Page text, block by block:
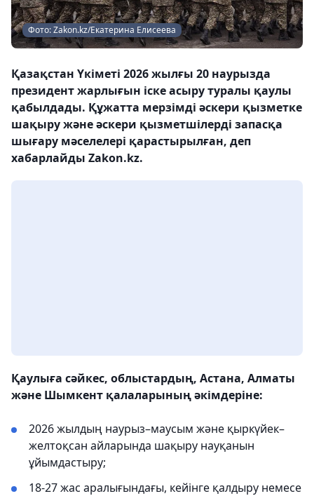
Фото: Zakon.kz/Екатерина Елисеева
Қазақстан Үкіметі 2026 жылғы 20 наурызда
президент жарлығын іске асыру туралы қаулы
қабылдады. Құжатта мерзімді әскери қызметке
шақыру және әскери қызметшілерді запасқа
шығару мәселелері қарастырылған, деп
хабарлайды Zakon.kz.
Қаулыға сәйкес, облыстардың, Астана, Алматы
және Шымкент қалаларының әкімдеріне:
2026 жылдың наурыз–маусым және қыркүйек–
желтоқсан айларында шақыру науқанын
ұйымдастыру;
18-27 жас аралығындағы, кейінге қалдыру немесе